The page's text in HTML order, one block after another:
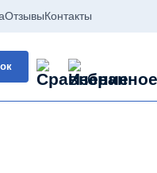
ОтзывыКонтакты